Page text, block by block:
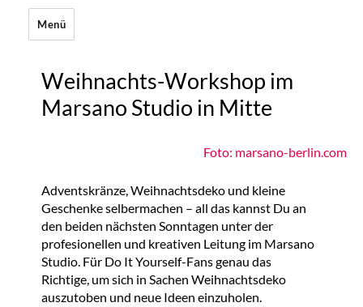
Menü
Weihnachts-Workshop im
Marsano Studio in Mitte
Foto: marsano-berlin.com
Adventskränze, Weihnachtsdeko und kleine
Geschenke selbermachen – all das kannst Du an
den beiden nächsten Sonntagen unter der
profesionellen und kreativen Leitung im Marsano
Studio. Für Do It Yourself-Fans genau das
Richtige, um sich in Sachen Weihnachtsdeko
auszutoben und neue Ideen einzuholen.